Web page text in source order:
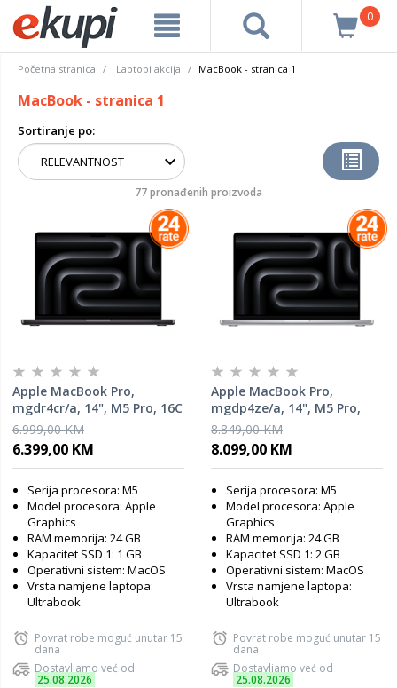
0
Početna stranica Laptopi akcija MacBook - stranica 1
MacBook - stranica 1
Sortiranje po:
77 pronađenih proizvoda
Apple MacBook Pro,
mgdr4cr/a, 14", M5 Pro, 16C
GPU, 24GB RAM, 1TB SSD,
Space Black, laptop
6.999,00 KM
6.399,00 KM
Serija procesora: M5
Model procesora: Apple
Graphics
RAM memorija: 24 GB
Kapacitet SSD 1: 1 GB
Operativni sistem: MacOS
Vrsta namjene laptopa:
Ultrabook
Povrat robe moguć unutar 15
dana
Dostavljamo već od
25.08.2026
Apple MacBook Pro,
mgdp4ze/a, 14", M5 Pro,
20C GPU, 24GB RAM, 2TB
SSD, Silver, laptop
8.849,00 KM
8.099,00 KM
Serija procesora: M5
Model procesora: Apple
Graphics
RAM memorija: 24 GB
Kapacitet SSD 1: 2 GB
Operativni sistem: MacOS
Vrsta namjene laptopa:
Ultrabook
Povrat robe moguć unutar 15
dana
Dostavljamo već od
25.08.2026